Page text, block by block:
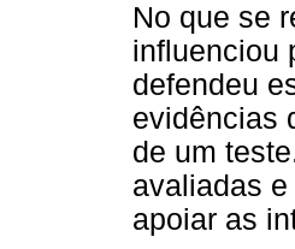
No que se
influenciou
defendeu
evidências
de um
avaliadas
apoiar as